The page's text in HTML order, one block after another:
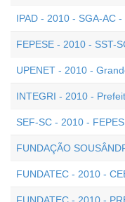
IPAD - 2010 - SGA-AC
FEPESE - 2010 - SST-
UPENET - 2010 -
INTEGRI - 2010 -
SEF-SC - 2010 -
FUNDAÇÃO
FUNDATEC - 2010 -